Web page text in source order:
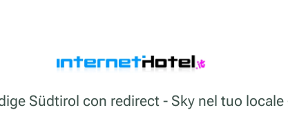
Südtirol con redirect - Sky nel tuo locale